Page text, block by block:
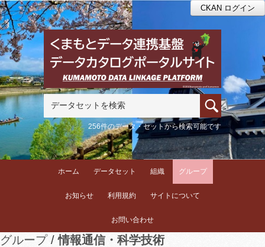
CKAN ログイン
256件のデータ・セットから検索可能です
ホーム データセット 組織 グループ
お知らせ 利用規約 サイトについて
お問い合わせ
グループ 情報通信・科学技術